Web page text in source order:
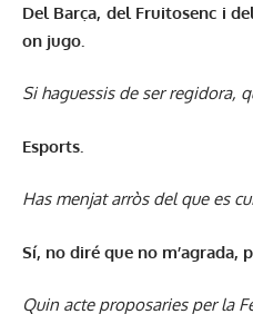
Del Barça, del Fruitosenc i
on jugo.
Si haguessis de ser regidora,
Esports.
Has menjat arròs del que es
Sí, no diré que no m’agrada,
Quin acte proposaries per la